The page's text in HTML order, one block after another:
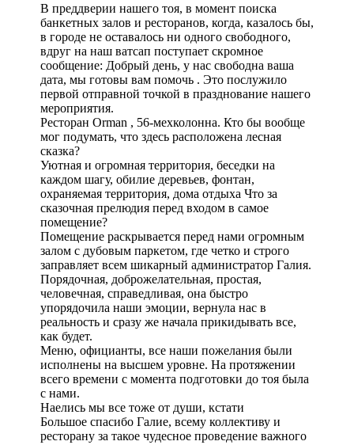
В преддверии нашего тоя, в момент поиска
банкетных залов и ресторанов, когда, казалось бы,
в городе не оставалось ни одного свободного,
вдруг на наш ватсап поступает скромное
сообщение: Добрый день, у нас свободна ваша
дата, мы готовы вам помочь . Это послужило
первой отправной точкой в празднование нашего
мероприятия.
Ресторан Orman , 56-мехколонна. Кто бы вообще
мог подумать, что здесь расположена лесная
сказка?
Уютная и огромная территория, беседки на
каждом шагу, обилие деревьев, фонтан,
охраняемая территория, дома отдыха Что за
сказочная прелюдия перед входом в самое
помещение?
Помещение раскрывается перед нами огромным
залом с дубовым паркетом, где четко и строго
заправляет всем шикарный администратор Галия.
Порядочная, доброжелательная, простая,
человечная, справедливая, она быстро
упорядочила наши эмоции, вернула нас в
реальность и сразу же начала прикидывать все,
как будет.
Меню, официанты, все наши пожелания были
исполнены на высшем уровне. На протяжении
всего времени с момента подготовки до тоя была
с нами.
Наелись мы все тоже от души, кстати
Большое спасибо Галие, всему коллективу и
ресторану за такое чудесное проведение важного